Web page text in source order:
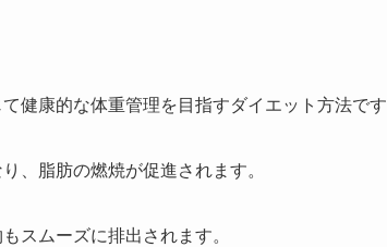
健康的な体重管理を目指すダイエット方法です
、脂肪の燃焼が促進されます。
スムーズに排出されます。